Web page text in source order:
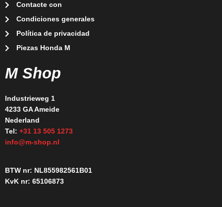
Contacte con
Condiciones generales
Política de privacidad
Piezas Honda M
M Shop
Industrieweg 1
4233 GA Ameide
Nederland
Tel: +31 13 505 1273
info@m-shop.nl
BTW nr: NL855982561B01
KvK nr: 65106873